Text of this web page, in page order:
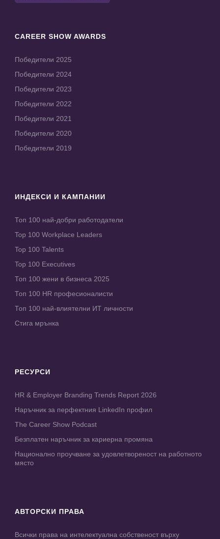
CAREER SHOW AWARDS
Победители 2025
Победители 2024
Победители 2023
Победители 2022
Победители 2021
Победители 2020
Победители 2019
ИНДЕКСИ И КАМПАНИИ
Топ 100 най-добри работодатели
Top 100 Workplace Leaders
Top 100 Talents
Top 100 Executives
Топ 100 жени в бизнеса 2025
Топ 100 HR професионалисти
Топ 100 най-влиятелни ИТ личности
Стига мрънка
РЕСУРСИ
HR & Employer Branding Trends Report 2026
Наръчник за перфектния LinkedIn профил
The Career Show Podcast
Безплатен наръчник за кариерна промяна
Национално проучване за удовлетвореност на работното
място
АВТОРСКИ ПРАВА
Всички права на интелектуална собственост върху